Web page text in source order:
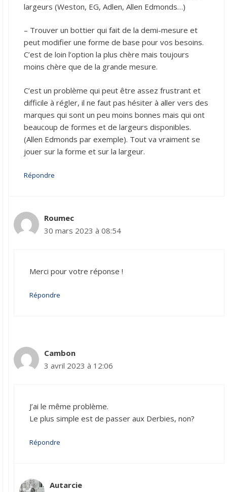
largeurs (Weston, EG, Adlen, Allen Edmonds…)
– Trouver un bottier qui fait de la demi-mesure et
peut modifier une forme de base pour vos besoins.
C’est de loin l’option la plus chère mais toujours
moins chère que de la grande mesure.
C’est un problème qui peut être assez frustrant et
difficile à régler, il ne faut pas hésiter à aller vers des
marques qui sont un peu moins bonnes mais qui ont
beaucoup de formes et de largeurs disponibles.
(Allen Edmonds par exemple). Tout va vraiment se
jouer sur la forme et sur la largeur.
Répondre
Roumec
30 mars 2023 à 08:54
Merci pour votre réponse !
Répondre
Cambon
3 avril 2023 à 12:06
J’ai le même problème.
Le plus simple est de passer aux Derbies, non?
Répondre
Autarcie